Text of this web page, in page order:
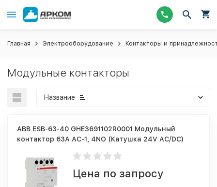
Главная Электрооборудование Контакторы и
Модульные контакторы
Название
ABB ESB-63-40 GHE3691102R0001 Модульный
контактор 63А АС-1, 4NO (Катушка 24V AC/DC)
Цена по запросу